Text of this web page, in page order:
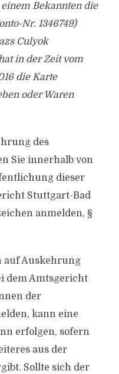
Bekannten die
Nr. 1346749)
Culyok
in der Zeit vom
die Karte
oder Waren
des
Sie innerhalb von
dieser
Stuttgart-Bad
anmelden, §
auf Auskehrung
dem Amtsgericht
der
kann eine
erfolgen, sofern
aus der
Sollte sich der